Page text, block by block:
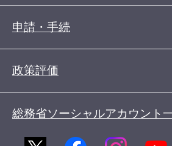
申請・手続
政策評価
総務省ソーシャルアカウント